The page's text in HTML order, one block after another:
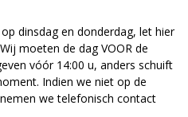
dinsdag en donderdag, let hier
moeten de dag VOOR de
vóór 14:00 u, anders schuift
Indien we niet op de
we telefonisch contact